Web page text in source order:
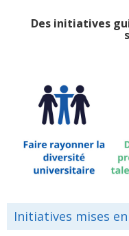
Des initiatives
Initiatives mises